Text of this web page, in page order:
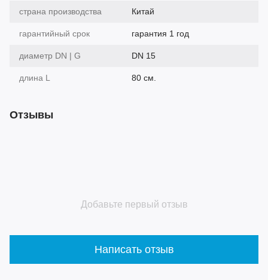
страна производства Китай
гарантийный срок гарантия 1 год
диаметр DN | G DN 15
длина L 80 см.
Отзывы
Добавьте первый отзыв
Написать отзыв